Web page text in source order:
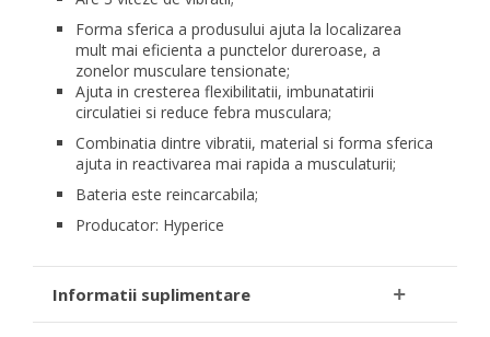
Forma sferica a produsului ajuta la localizarea
mult mai eficienta a punctelor dureroase, a
zonelor musculare tensionate;
Ajuta in cresterea flexibilitatii, imbunatatirii
circulatiei si reduce febra musculara;
Combinatia dintre vibratii, material si forma sferica
ajuta in reactivarea mai rapida a musculaturii;
Bateria este reincarcabila;
Producator: Hyperice
Informatii suplimentare